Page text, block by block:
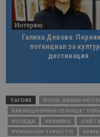
Интервю
Галина Декова:
потенциал за
дестинация
ТАГОВЕ ROYAL GRAND
ВАКАНЦИОННО СЕЛИЩЕ
КОЛЕДА
КРАНЕВО
РУМЪНСКИ ТУРИСТИ